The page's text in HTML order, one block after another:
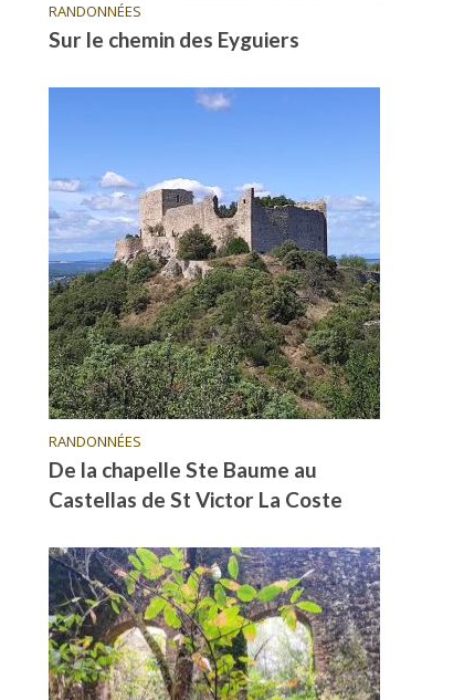
RANDONNÉES
Sur le chemin des Eyguiers
RANDONNÉES
De la chapelle Ste Baume au
Castellas de St Victor La Coste